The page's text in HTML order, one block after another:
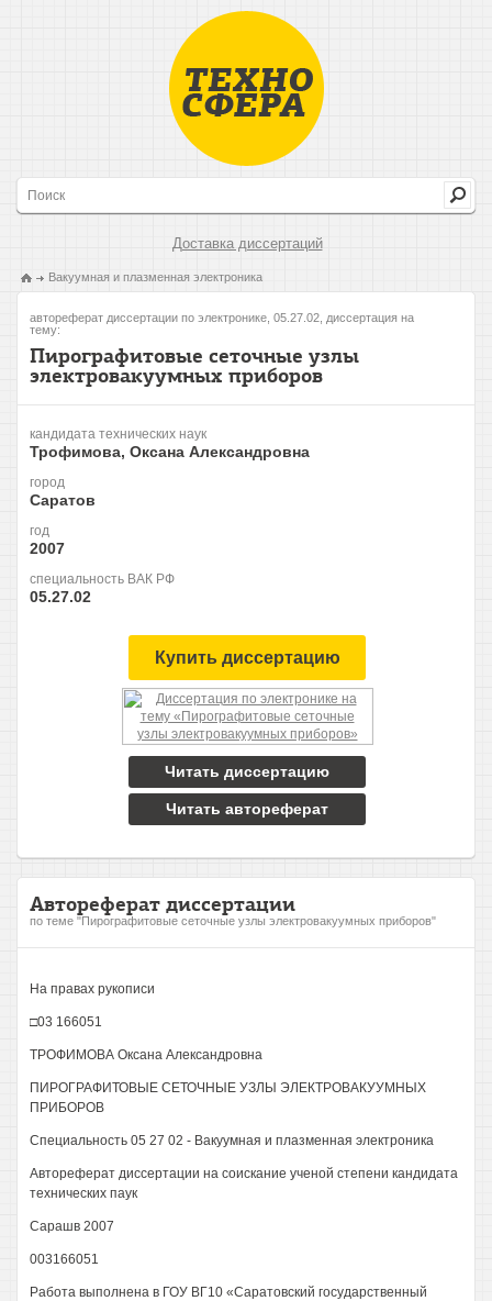
Доставка диссертаций
Вакуумная и плазменная электроника
автореферат диссертации по электронике, 05.27.02, диссертация на
тему:
Пирографитовые сеточные узлы
электровакуумных приборов
кандидата технических наук
Трофимова, Оксана Александровна
город
Саратов
год
2007
специальность ВАК РФ
05.27.02
Купить диссертацию
Читать диссертацию
Читать автореферат
Автореферат диссертации
по теме "Пирографитовые сеточные узлы электровакуумных приборов"
На правах рукописи
□03 166051
ТРОФИМОВА Оксана Александровна
ПИРОГРАФИТОВЫЕ СЕТОЧНЫЕ УЗЛЫ ЭЛЕКТРОВАКУУМНЫХ
ПРИБОРОВ
Специальность 05 27 02 - Вакуумная и плазменная электроника
Автореферат диссертации на соискание ученой степени кандидата
технических паук
Сарашв 2007
003166051
Работа выполнена в ГОУ ВГ10 «Саратовский государственный